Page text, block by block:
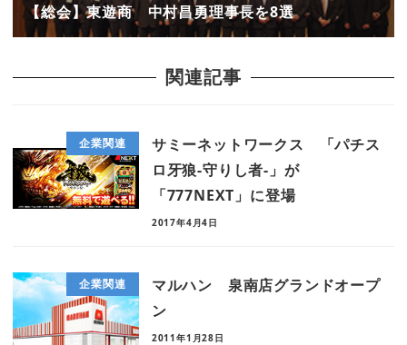
【総会】東遊商 中村昌勇理事長を8選
関連記事
企業関連
サミーネットワークス 「パチス
ロ牙狼‐守りし者‐」が
「777NEXT」に登場
2017年4月4日
企業関連
マルハン 泉南店グランドオープ
ン
2011年1月28日